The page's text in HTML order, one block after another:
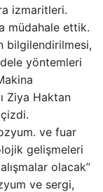
izmaritleri.
müdahale ettik.
bilgilendirilmesi,
yöntemleri
Ziya Haktan
ve fuar
gelişmeleri
olacak”
ve sergi,